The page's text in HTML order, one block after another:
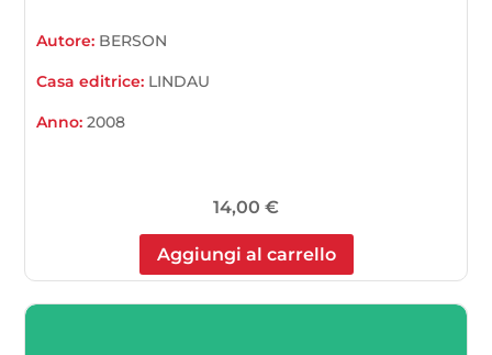
Autore: BERSON
Casa editrice: LINDAU
Anno:2008
14,00 €
Aggiungi al carrello